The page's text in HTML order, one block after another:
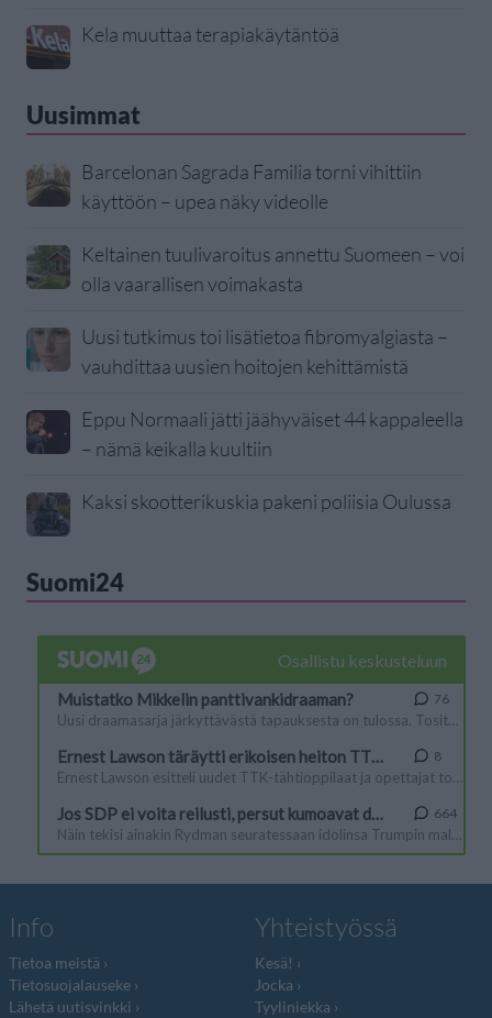
Kela muuttaa terapiakäytäntöä
Uusimmat
Barcelonan Sagrada Familia torni vihittiin
käyttöön – upea näky videolle
Keltainen tuulivaroitus annettu Suomeen – voi
olla vaarallisen voimakasta
Uusi tutkimus toi lisätietoa fibromyalgiasta –
vauhdittaa uusien hoitojen kehittämistä
Eppu Normaali jätti jäähyväiset 44 kappaleella
– nämä keikalla kuultiin
Kaksi skootterikuskia pakeni poliisia Oulussa
Suomi24
Info
Tietoa meistä
Tietosuojalauseke
Lähetä uutisvinkki
Yhteistyössä
Kesä!
Jocka
Tyyliniekka